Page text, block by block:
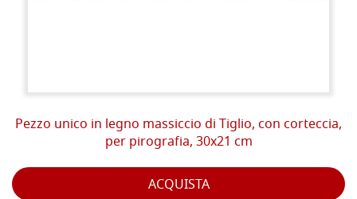
Pezzo unico in legno massiccio di Tiglio, con corteccia,
per pirografia, 30x21 cm
ACQUISTA